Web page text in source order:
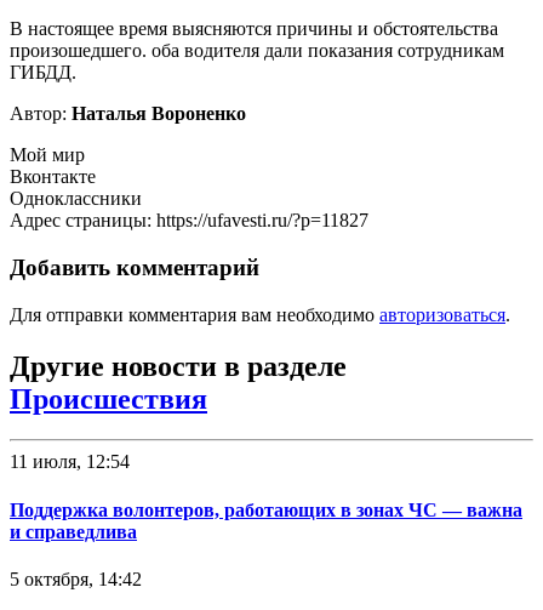
В настоящее время выясняются причины и обстоятельства
произошедшего. оба водителя дали показания сотрудникам
ГИБДД.
Автор: Наталья Вороненко
Мой мир
Вконтакте
Одноклассники
Адрес страницы: https://ufavesti.ru/?p=11827
Добавить комментарий
Для отправки комментария вам необходимо авторизоваться.
Другие новости в разделе
Происшествия
11 июля, 12:54
Поддержка волонтеров, работающих в зонах ЧС — важна
и справедлива
5 октября, 14:42